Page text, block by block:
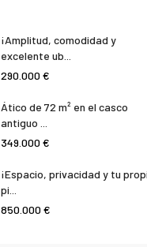
¡Amplitud, comodidad y
excelente ub...
290.000 €
Ático de 72 m² en el casco
antiguo ...
349.000 €
¡Espacio, privacidad y tu
pi...
850.000 €